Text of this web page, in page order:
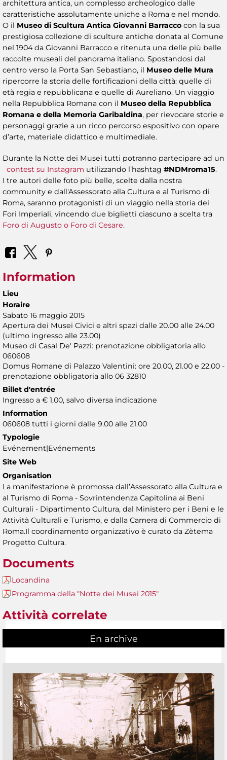
architettura antica, un complesso archeologico dalle
caratteristiche assolutamente uniche a Roma e nel mondo.
O il Museo di Scultura Antica Giovanni Barracco con la sua
prestigiosa collezione di sculture antiche donata al Comune
nel 1904 da Giovanni Barracco e ritenuta una delle più belle
raccolte museali del panorama italiano. Spostandosi dal
centro verso la Porta San Sebastiano, il Museo delle Mura
ripercorre la storia delle fortificazioni della città: quelle di
età regia e repubblicana e quelle di Aureliano. Un viaggio
nella Repubblica Romana con il Museo della Repubblica
Romana e della Memoria Garibaldina, per rievocare storie e
personaggi grazie a un ricco percorso espositivo con opere
d’arte, materiale didattico e multimediale.
Durante la Notte dei Musei tutti potranno partecipare ad un
contest su Instagram utilizzando l’hashtag #NDMroma15.
I tre autori delle foto più belle, scelte dalla nostra
community e dall'Assessorato alla Cultura e al Turismo di
Roma, saranno protagonisti di un viaggio nella storia dei
Fori Imperiali, vincendo due biglietti ciascuno a scelta tra
Foro di Augusto o Foro di Cesare.
Information
Lieu
Horaire
Sabato 16 maggio 2015
Apertura dei Musei Civici e altri spazi dalle 20.00 alle 24.00
(ultimo ingresso alle 23.00)
Museo di Casal De' Pazzi: prenotazione obbligatoria allo
060608
Domus Romane di Palazzo Valentini: ore 20.00, 21.00 e 22.00 -
prenotazione obbligatoria allo 06 32810
Billet d'entrée
Ingresso a € 1,00, salvo diversa indicazione
Information
060608 tutti i giorni dalle 9.00 alle 21.00
Typologie
Evénement|Evénements
Site Web
Organisation
La manifestazione è promossa dall’Assessorato alla Cultura e
al Turismo di Roma - Sovrintendenza Capitolina ai Beni
Culturali - Dipartimento Cultura, dal Ministero per i Beni e le
Attività Culturali e Turismo, e dalla Camera di Commercio di
Roma.Il coordinamento organizzativo è curato da Zètema
Progetto Cultura.
Documents
Locandina
Programma della "Notte dei Musei 2015"
Attività correlate
En archive